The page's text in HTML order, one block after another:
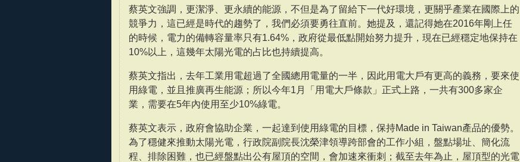
蔡英文強調，更潔淨、更永續的能源，不但是為了留給下一代好環境，更關乎產業在國際上的
競爭力，這已經是時代的趨勢了，我們必須要勇往直前。她提及，還記得她在2016年剛上任
的時候，電力的備轉容量率只有1.64%，政府從最低點開始努力提升，現在已經穩定地保持在
10%以上，這幾年太陽光電的占比也持續提高。
蔡英文指出，去年工業用電超過了全國總用電量的一半，因此用電大戶有更高的義務，要來使
用綠電，並且推廣再生能源；所以今年1月「用電大戶條款」正式上路，一共有300多家企
業，需要在5年內使用至少10%綠電。
蔡英文表示，政府會協助企業，一起達到使用綠電的目標，保持Made in Taiwan產品的優勢。
為了穩健來推動太陽光電，行政院副院長沈榮津領導跨部會的工作小組，盤點場址、簡化流
程、排除困難，也已經盤點出公有屋頂的空間，會加速來衝刺；截至去年為止，屋頂型的光電